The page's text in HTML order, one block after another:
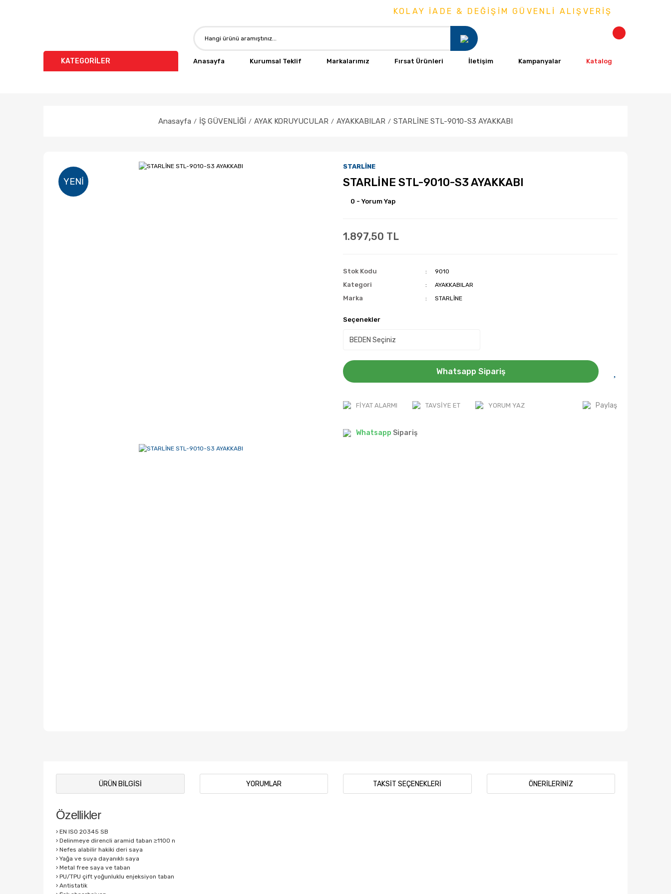
KOLAY İADE & DEĞİŞİM GÜVENLİ ALIŞVERİŞ
KATEGORİLER Anasayfa Kurumsal Teklif Markalarımız Fırsat Ürünleri İletişim Kampanyalar Katalog
Anasayfa İŞ GÜVENLİĞİ AYAK KORUYUCULAR AYAKKABILAR STARLİNE STL-9010-S3 AYAKKABI
YENI
STARLİNE
STARLİNE STL-9010-S3 AYAKKABI
0 - Yorum Yap
1.897,50 TL
Stok Kodu 9010
Kategori AYAKKABILAR
Marka STARLİNE
Seçenekler
Whatsapp Sipariş
FIYAT ALARMI TAVSIYE ET YORUM YAZ Paylaş
Whatsapp Sipariş
ÜRÜN BILGISI YORUMLAR TAKSIT SEÇENEKLERI ÖNERILERINIZ
Özellikler
› EN ISO 20345 SB
› Delinmeye direncli aramid taban ≥1100 n
› Nefes alabilir hakiki deri saya
› Yağa ve suya dayanıklı saya
› Metal free saya ve taban
› PU/TPU çift yoğunluklu enjeksiyon taban
› Antistatik